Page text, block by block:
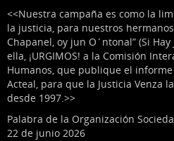
<<Nuestra campaña es como la
la justicia, para nuestros
Chapanel, oy jun O´ntonal” (Si
ella, ¡URGIMOS! a la Comisión
Humanos, que publique el
Acteal, para que la Justicia Venza
desde 1997.>>
Palabra de la Organización
22 de junio 2026